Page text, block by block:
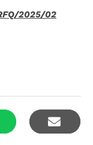
2025/02